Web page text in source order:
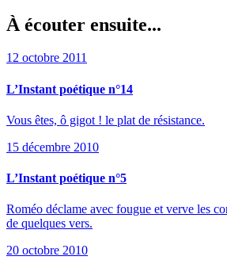
À écouter ensuite...
12 octobre 2011
L’Instant poétique n°14
Vous êtes, ô gigot ! le plat de résistance.
15 décembre 2010
L’Instant poétique n°5
Roméo déclame avec fougue et verve les
de quelques vers.
20 octobre 2010